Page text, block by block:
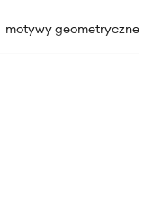
motywy geometryczne